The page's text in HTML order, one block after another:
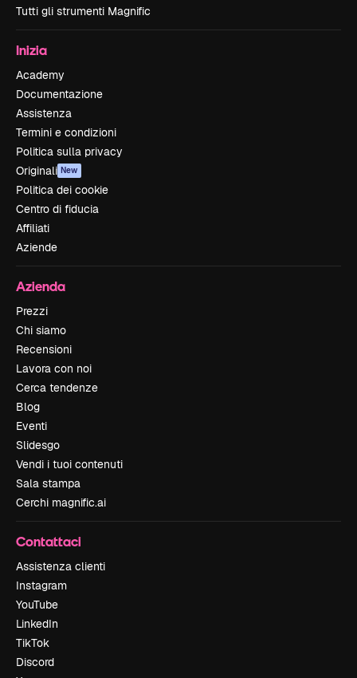
Tutti gli strumenti Magnific
Inizia
Academy
Documentazione
Assistenza
Termini e condizioni
Politica sulla privacy
Originali New
Politica dei cookie
Centro di fiducia
Affiliati
Aziende
Azienda
Prezzi
Chi siamo
Recensioni
Lavora con noi
Cerca tendenze
Blog
Eventi
Slidesgo
Vendi i tuoi contenuti
Sala stampa
Cerchi magnific.ai
Contattaci
Assistenza clienti
Instagram
YouTube
LinkedIn
TikTok
Discord